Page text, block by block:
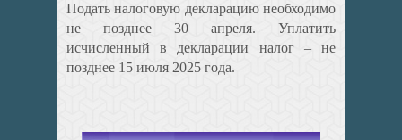
Подать налоговую декларацию необходимо
не позднее 30 апреля. Уплатить
исчисленный в декларации налог – не
позднее 15 июля 2025 года.